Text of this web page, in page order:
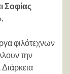
Σοφίας
φιλότεχνων
την